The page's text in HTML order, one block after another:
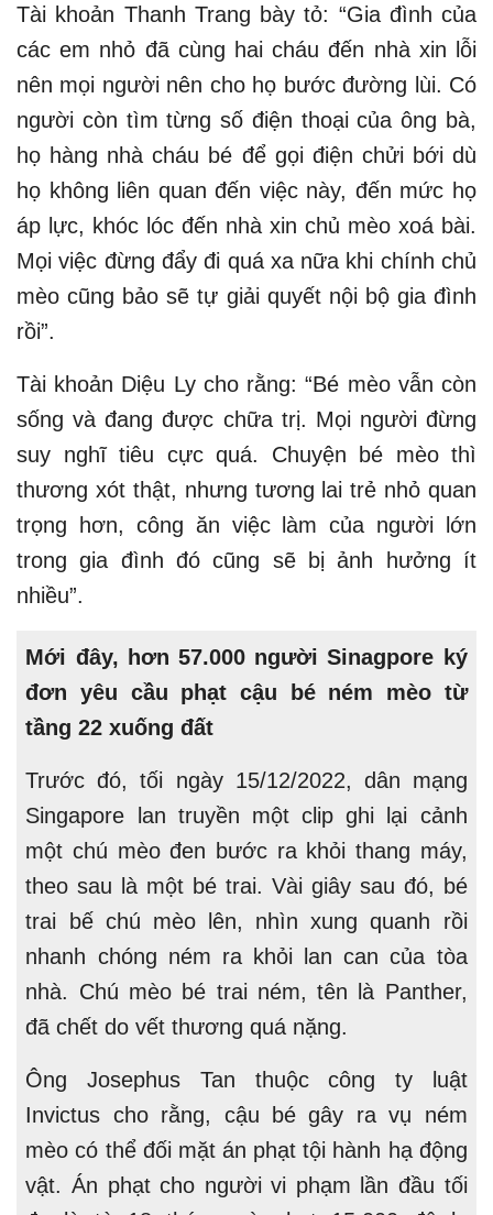
Tài khoản Thanh Trang bày tỏ: “Gia đình của
các em nhỏ đã cùng hai cháu đến nhà xin lỗi
nên mọi người nên cho họ bước đường lùi. Có
người còn tìm từng số điện thoại của ông bà,
họ hàng nhà cháu bé để gọi điện chửi bới dù
họ không liên quan đến việc này, đến mức họ
áp lực, khóc lóc đến nhà xin chủ mèo xoá bài.
Mọi việc đừng đẩy đi quá xa nữa khi chính chủ
mèo cũng bảo sẽ tự giải quyết nội bộ gia đình
rồi”.
Tài khoản Diệu Ly cho rằng: “Bé mèo vẫn còn
sống và đang được chữa trị. Mọi người đừng
suy nghĩ tiêu cực quá. Chuyện bé mèo thì
thương xót thật, nhưng tương lai trẻ nhỏ quan
trọng hơn, công ăn việc làm của người lớn
trong gia đình đó cũng sẽ bị ảnh hưởng ít
nhiều”.
Mới đây, hơn 57.000 người Sinagpore ký
đơn yêu cầu phạt cậu bé ném mèo từ
tầng 22 xuống đất
Trước đó, tối ngày 15/12/2022, dân mạng
Singapore lan truyền một clip ghi lại cảnh
một chú mèo đen bước ra khỏi thang máy,
theo sau là một bé trai. Vài giây sau đó, bé
trai bế chú mèo lên, nhìn xung quanh rồi
nhanh chóng ném ra khỏi lan can của tòa
nhà. Chú mèo bé trai ném, tên là Panther,
đã chết do vết thương quá nặng.
Ông Josephus Tan thuộc công ty luật
Invictus cho rằng, cậu bé gây ra vụ ném
mèo có thể đối mặt án phạt tội hành hạ động
vật. Án phạt cho người vi phạm lần đầu tối